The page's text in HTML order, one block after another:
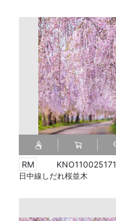
KNO110025171
日中線しだれ桜並木